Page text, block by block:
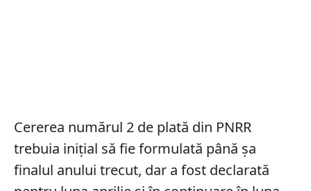
Cererea numărul 2 de plată din PNRR
trebuia inițial să fie formulată până șa
finalul anului trecut, dar a fost declarată